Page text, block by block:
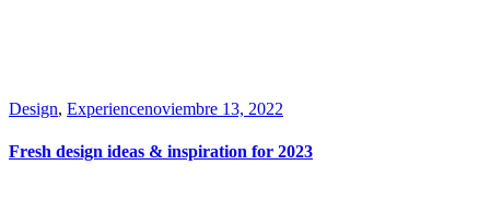
Design, Experiencenoviembre 13, 2022
Fresh design ideas & inspiration for 2023